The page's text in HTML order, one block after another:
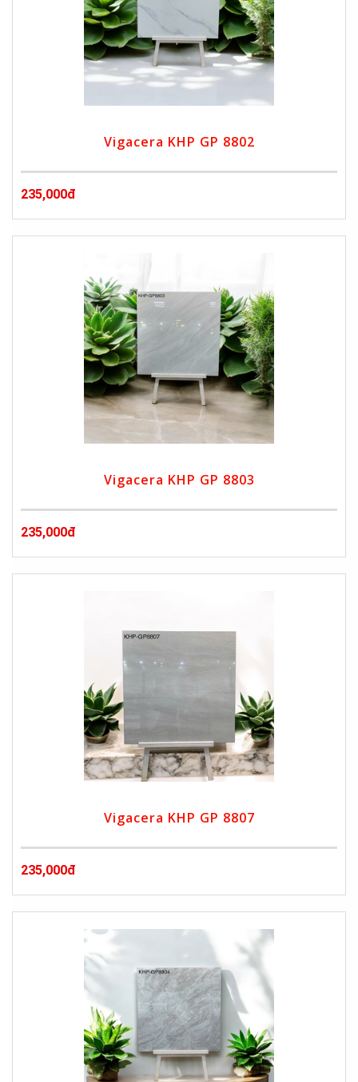
Vigacera KHP GP 8802
235,000đ
Vigacera KHP GP 8803
235,000đ
Vigacera KHP GP 8807
235,000đ